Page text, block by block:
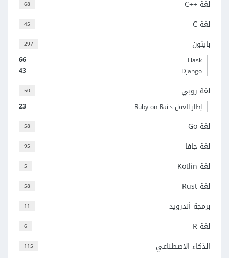
68 لغة C++‎
45 لغة C
297 بايثون
66
Flask
43
Django
50 لغة روبي
23 إطار العمل Ruby on Rails
58 لغة Go
95 لغة جافا
5 لغة Kotlin
58 لغة Rust
11 برمجة أندرويد
6 لغة R
115 الذكاء الاصطناعي